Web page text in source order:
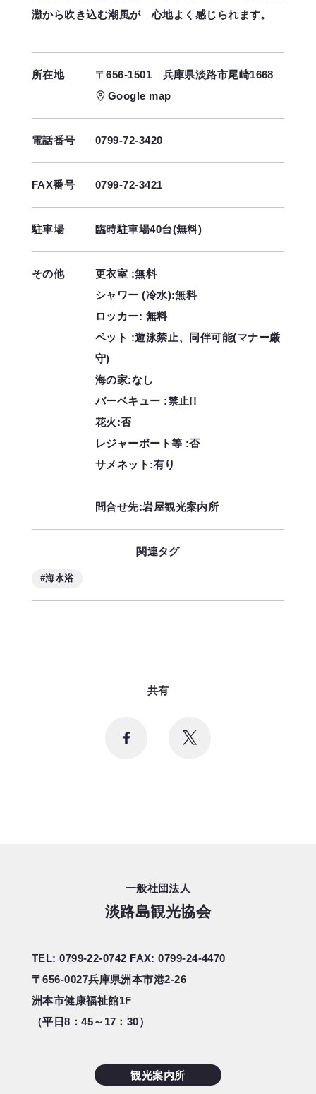
灘から吹き込む潮風が 心地よく感じられます。
所在地 〒656-1501 兵庫県淡路市尾崎1668
Google map
電話番号 0799-72-3420
FAX番号 0799-72-3421
駐車場 臨時駐車場40台(無料)
その他
更衣室 :無料
シャワー (冷水):無料
ロッカー: 無料
ペット :遊泳禁止、同伴可能(マナー厳
守)
海の家:なし
バーベキュー :禁止!!
花火:否
レジャーボート等 :否
サメネット:有り
問合せ先:岩屋観光案内所
関連タグ
#海水浴
共有
一般社団法人
淡路島観光協会
TEL: 0799-22-0742 FAX: 0799-24-4470
〒656-0027兵庫県洲本市港2-26
洲本市健康福祉館1F
（平日8：45～17：30）
観光案内所